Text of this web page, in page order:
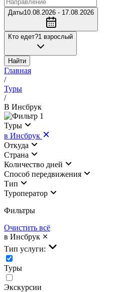
Даты10.08.2026 - 17.08.2026
Кто едет?1 взрослый
Найти
Главная
/
Туры
/
В Инсбрук
1
Туры
в Инсбрук
Откуда
Страна
Количество дней
Cпособ передвижения
Тип
Туроператор
Фильтры
Очистить всё
в Инсбрук
Тип услуги:
Туры
Экскурсии